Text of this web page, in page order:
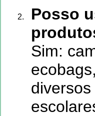
Posso
Sim: